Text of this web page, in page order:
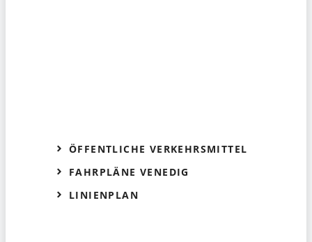
ÖFFENTLICHE VERKEHRSMITTEL
FAHRPLÄNE VENEDIG
LINIENPLAN